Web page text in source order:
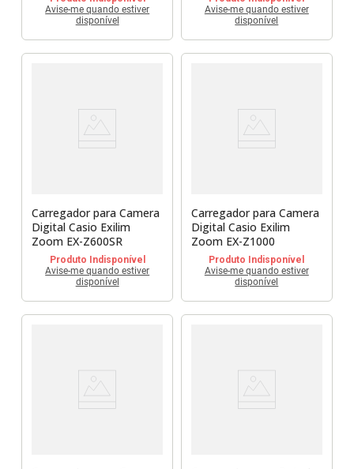
Avise-me quando estiver
disponível
Avise-me quando estiver
disponível
Carregador para Camera
Digital Casio Exilim
Zoom EX-Z600SR
Produto Indisponível
Avise-me quando estiver
disponível
Carregador para Camera
Digital Casio Exilim
Zoom EX-Z1000
Produto Indisponível
Avise-me quando estiver
disponível